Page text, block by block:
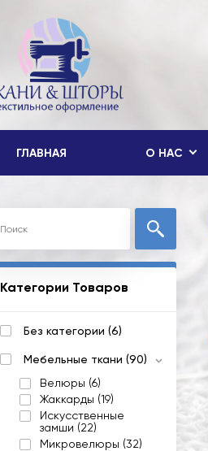
ГЛАВНАЯ О НАС
Категории Товаров
Без категории (6)
Мебельные ткани (90)
Велюры (6)
Жаккарды (19)
Искусственные
замши (22)
Микровелюры (32)